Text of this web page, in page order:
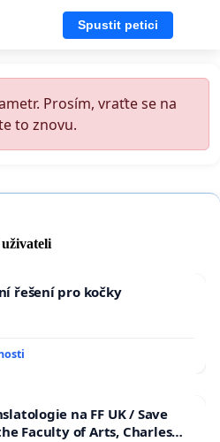
Spustit petici
Prosím, vraťte se na
to znovu.
řešení pro kočky
na FF UK / Save
Faculty of Arts, Charles